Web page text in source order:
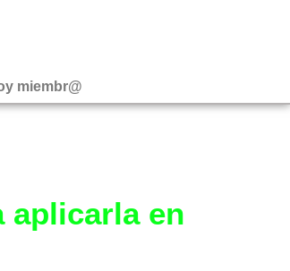
miembr@
aplicarla en